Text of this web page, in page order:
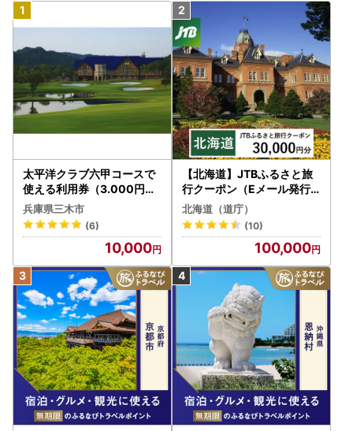
太平洋クラブ六甲コースで
使える利用券（3.000円分
）
兵庫県三木市
(6)
10,000
【北海道】JTBふるさと旅
行クーポン（Eメール発行
）30,000円分 旅行 トラベ
ル 宿泊 人気 おすすめ JTB
W030T
北海道（道庁）
(10)
100,000